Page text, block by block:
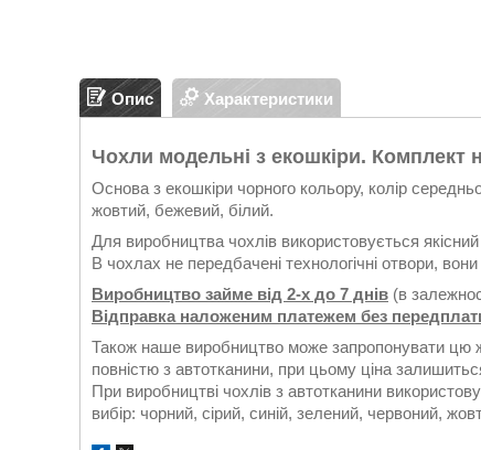
Опис Характеристики
Чохли модельні з екошкіри. Комплект
Основа з екошкіри чорного кольору, колір
жовтий, бежевий, білий.
Для виробництва чохлів використовується
В чохлах не передбачені технологічні отвори,
Виробництво займе від 2-х до 7 днів (в
Відправка наложеним платежем без
Також наше виробництво може запропонувати цю
повністю з автотканини, при цьому ціна
При виробництві чохлів з автотканини
вибір: чорний, сірий, синій, зелений, червоний,